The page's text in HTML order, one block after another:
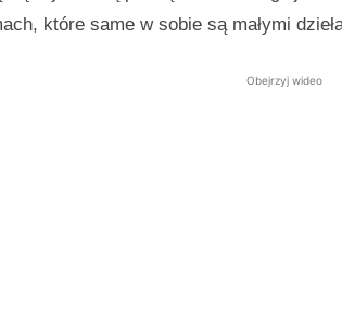
które same w sobie są małymi
Obejrzyj wideo